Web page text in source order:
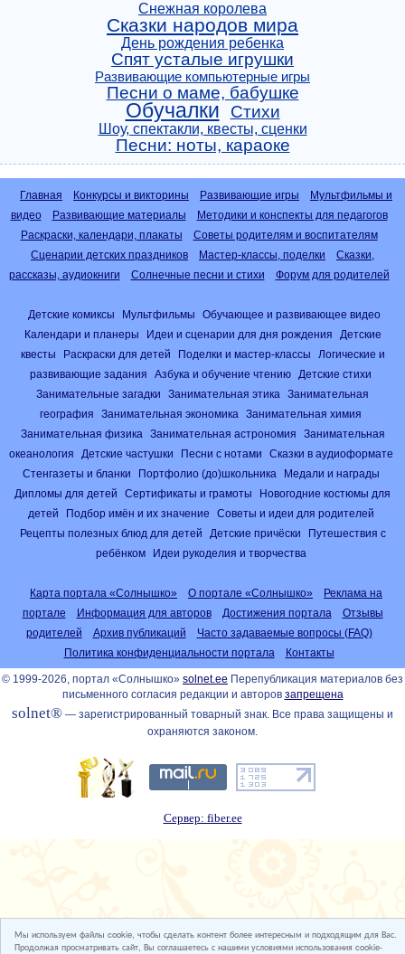
Мы используем файлы cookie, чтобы сделать контент более интересным и подходящим для Вас.
Продолжая просматривать сайт, Вы соглашаетесь с нашими условиями использования cookie-
Снежная королева
Сказки народов мира
День рождения ребенка
Спят усталые игрушки
Развивающие компьютерные игры
Песни о маме, бабушке
Обучалки Стихи
Шоу, спектакли, квесты, сценки
Песни: ноты, караоке
Главная Конкурсы и викторины Развивающие игры
Мультфильмы и
видео
Развивающие материалы
Методики и конспекты для педагогов
Раскраски, календари, плакаты
Советы родителям и воспитателям
Сценарии детских праздников
Мастер-классы, поделки
Сказки,
рассказы, аудиокниги
Солнечные песни и стихи Форум для родителей
Детские комиксы Мультфильмы
Обучающее и развивающее видео
Календари и планеры
Идеи и сценарии для дня рождения
Детские
квесты
Раскраски для детей Поделки и мастер-классы
Логические и
развивающие задания
Азбука и обучение чтению
Детские стихи
Занимательные загадки
Занимательная этика
Занимательная
география
Занимательная экономика
Занимательная химия
Занимательная физика
Занимательная астрономия
Занимательная
океанология
Детские частушки Песни с нотами
Сказки в аудиоформате
Стенгазеты и бланки
Портфолио (до)школьника
Медали и награды
Дипломы для детей
Сертификаты и грамоты
Новогодние костюмы для
детей
Подбор имён и их значение
Советы и идеи для родителей
Рецепты полезных блюд для детей
Детские причёски
Путешествия с
ребёнком
Идеи рукоделия и творчества
Карта портала «Солнышко» О портале «Солнышко»
Реклама на
портале
Информация для авторов Достижения портала
Отзывы
родителей
Архив публикаций
Часто задаваемые вопросы (FAQ)
Политика конфиденциальности портала
Контакты
© 1999-2026, портал «Солнышко» solnet.ee Перепубликация материалов без
письменного согласия редакции и авторов запрещена
solnet® — зарегистрированный товарный знак. Все права защищены и
охраняются законом.
Сервер: fiber.ee